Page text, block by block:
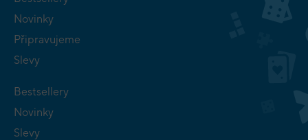
Novinky
Připravujeme
Slevy
Bestsellery
Novinky
Slevy